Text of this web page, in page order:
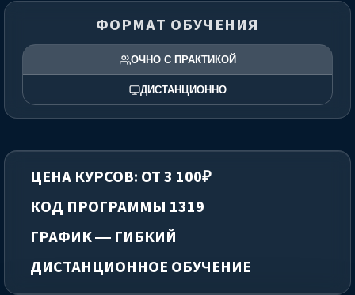
ФОРМАТ ОБУЧЕНИЯ
ОЧНО С ПРАКТИКОЙ
ДИСТАНЦИОННО
ЦЕНА КУРСОВ: ОТ 3 100₽
КОД ПРОГРАММЫ 1319
ГРАФИК — ГИБКИЙ
ДИСТАНЦИОННОЕ ОБУЧЕНИЕ